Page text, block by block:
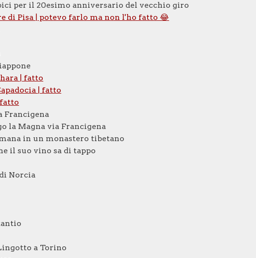
per il 20esimo anniversario del vecchio giro
di Pisa | potevo farlo ma non l'ho fatto 😂
| fatto
| fatto
Francigena
la Magna via Francigena
in un monastero tibetano
il suo vino sa di tappo
Norcia
a Torino